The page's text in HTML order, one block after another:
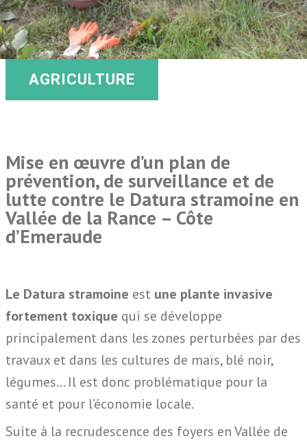
AGRICULTURE
Mise en œuvre d’un plan de
prévention, de surveillance et de
lutte contre le Datura stramoine en
Vallée de la Rance – Côte
d’Emeraude
Le Datura stramoine est une plante invasive
fortement toxique qui se développe
principalement dans les zones perturbées par des
travaux et dans les cultures de maïs, blé noir,
légumes… Il est donc problématique pour la
santé et pour l’économie locale.
Suite à la recrudescence des foyers en Vallée de